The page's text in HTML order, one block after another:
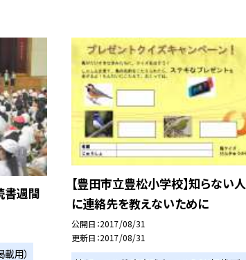
書週間
用）
【豊田市立豊松小学校】知らない人
に連絡先を教えないために
公開日 2017/08/31
更新日 2017/08/31